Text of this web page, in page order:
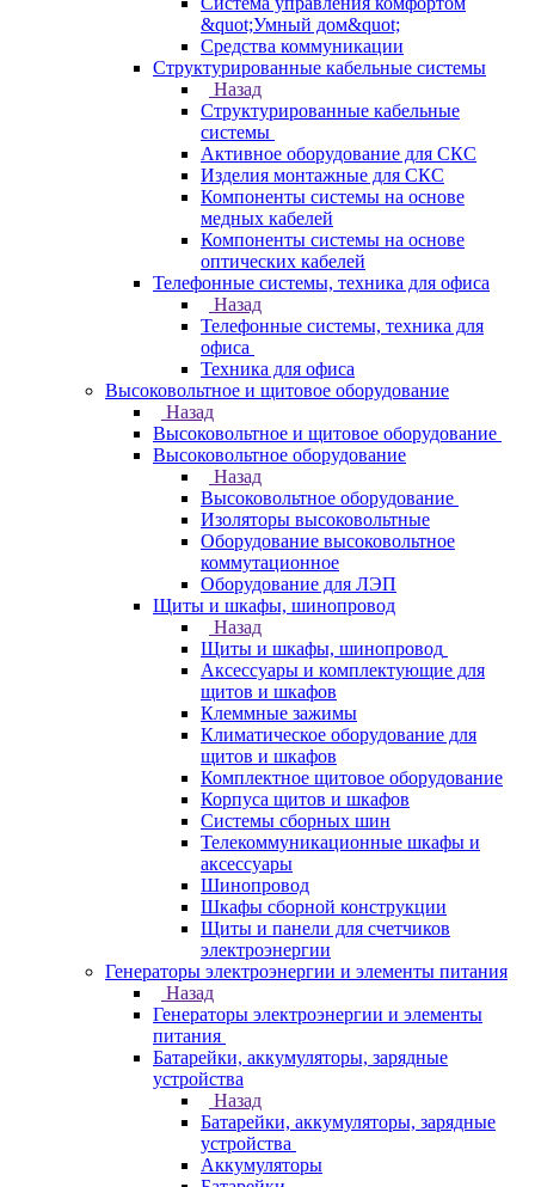
&quot;Умный дом&quot;
Средства коммуникации
Структурированные кабельные системы
Назад
Структурированные кабельные
системы
Активное оборудование для СКС
Изделия монтажные для СКС
Компоненты системы на основе
медных кабелей
Компоненты системы на основе
оптических кабелей
Телефонные системы, техника для офиса
Назад
Телефонные системы, техника для
офиса
Техника для офиса
Высоковольтное и щитовое оборудование
Назад
Высоковольтное и щитовое оборудование
Высоковольтное оборудование
Назад
Высоковольтное оборудование
Изоляторы высоковольтные
Оборудование высоковольтное
коммутационное
Оборудование для ЛЭП
Щиты и шкафы, шинопровод
Назад
Щиты и шкафы, шинопровод
Аксессуары и комплектующие для
щитов и шкафов
Клеммные зажимы
Климатическое оборудование для
щитов и шкафов
Комплектное щитовое оборудование
Корпуса щитов и шкафов
Системы сборных шин
Телекоммуникационные шкафы и
аксессуары
Шинопровод
Шкафы сборной конструкции
Щиты и панели для счетчиков
электроэнергии
Генераторы электроэнергии и элементы питания
Назад
Генераторы электроэнергии и элементы
питания
Батарейки, аккумуляторы, зарядные
устройства
Назад
Батарейки, аккумуляторы, зарядные
устройства
Аккумуляторы